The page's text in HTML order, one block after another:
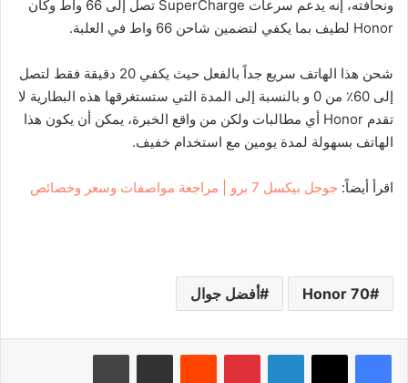
ونحافته، إنه يدعم سرعات SuperCharge تصل إلى 66 واط وكان
Honor لطيف بما يكفي لتضمين شاحن 66 واط في العلبة.
شحن هذا الهاتف سريع جداً بالفعل حيث يكفي 20 دقيقة فقط لتصل
إلى 60٪ من 0 و بالنسبة إلى المدة التي ستستغرقها هذه البطارية لا
تقدم Honor أي مطالبات ولكن من واقع الخبرة، يمكن أن يكون هذا
الهاتف بسهولة لمدة يومين مع استخدام خفيف.
اقرأ أيضاً: جوجل بيكسل 7 برو | مراجعة مواصفات وسعر وخصائص
Honor 70 أفضل جوال
لينكدإن بينتيريست